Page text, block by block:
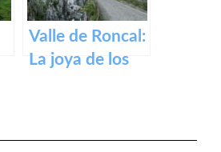
Valle de Roncal:
La joya de los